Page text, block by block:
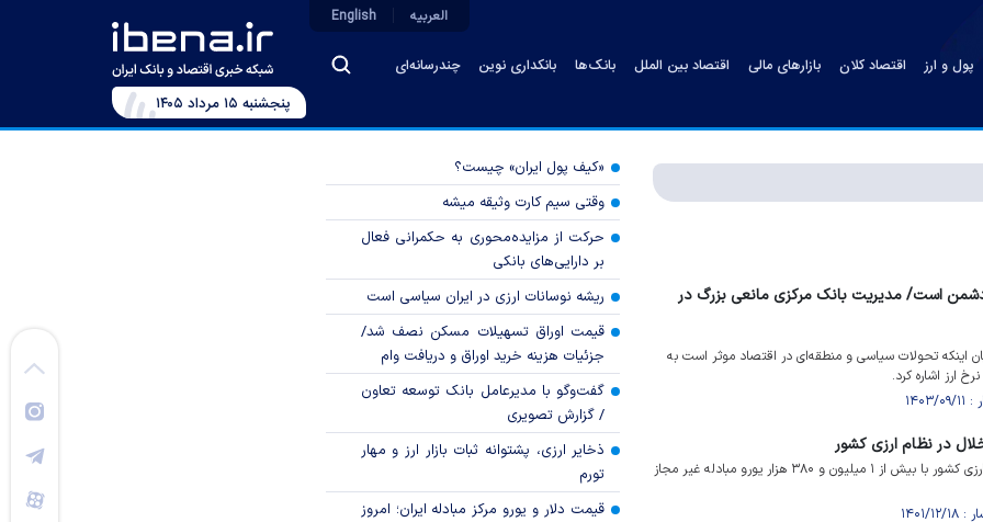
پول و ارز اقتصاد کلان بازارهای مالی اقتصاد بین الملل بانک‌ها بانکداری نوین چندرسانه‌ای
العربیه English
پنجشنبه ۱۵ مرداد ۱۴۰۵
دشمن است/ مدیریت بانک مرکزی مانعی بزرگ در
اینکه تحولات سیاسی و منطقه‌ای در اقتصاد موثر است به
ارز اشاره کرد.
۲ نفر به اتهام اخلال در نظام ارزی کشور با بیش از ۱ میلیون و ۳۸۰ هزار یورو مبادله غیر مجاز
«کیف پول ایران» چیست؟
وقتی سیم کارت وثیقه میشه
حرکت از مزایده‌محوری به حکمرانی فعال
بر دارایی‌های بانکی
ریشه نوسانات ارزی در ایران سیاسی است
قیمت اوراق تسهیلات مسکن نصف شد/
جزئیات هزینه خرید اوراق و دریافت وام
گفت‌وگو با مدیرعامل بانک توسعه تعاون
/ گزارش تصویری
ذخایر ارزی، پشتوانه ثبات بازار ارز و مهار
تورم
قیمت دلار و یورو مرکز مبادله ایران؛ امروز